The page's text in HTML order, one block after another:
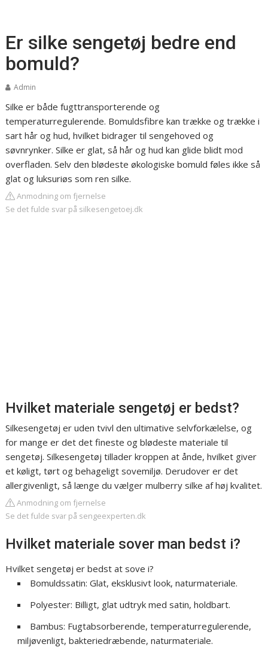
Er silke sengetøj bedre end
bomuld?
Admin
Silke er både fugttransporterende og
temperaturregulerende. Bomuldsfibre kan trække og trække i
sart hår og hud, hvilket bidrager til sengehoved og
søvnrynker. Silke er glat, så hår og hud kan glide blidt mod
overfladen. Selv den blødeste økologiske bomuld føles ikke så
glat og luksuriøs som ren silke.
Anmodning om fjernelse
Se det fulde svar på silkesengetoej.dk
Hvilket materiale sengetøj er bedst?
Silkesengetøj er uden tvivl den ultimative selvforkælelse, og
for mange er det det fineste og blødeste materiale til
sengetøj. Silkesengetøj tillader kroppen at ånde, hvilket giver
et køligt, tørt og behageligt sovemiljø. Derudover er det
allergivenligt, så længe du vælger mulberry silke af høj kvalitet.
Anmodning om fjernelse
Se det fulde svar på sengeexperten.dk
Hvilket materiale sover man bedst i?
Hvilket sengetøj er bedst at sove i?
Bomuldssatin: Glat, eksklusivt look, naturmateriale.
Polyester: Billigt, glat udtryk med satin, holdbart.
Bambus: Fugtabsorberende, temperaturregulerende,
miljøvenligt, bakteriedræbende, naturmateriale.